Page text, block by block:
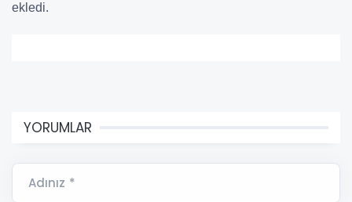
ekledi.
YORUMLAR
Adınız *